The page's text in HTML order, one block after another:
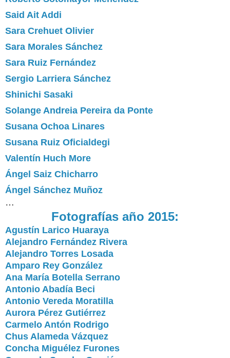
Said Ait Addi
Sara Crehuet Olivier
Sara Morales Sánchez
Sara Ruiz Fernández
Sergio Larriera Sánchez
Shinichi Sasaki
Solange Andreia Pereira da Ponte
Susana Ochoa Linares
Susana Ruiz Oficialdegi
Valentín Huch More
Ángel Saiz Chicharro
Ángel Sánchez Muñoz
…
Fotografías año 2015:
Agustín Larico Huaraya
Alejandro Fernández Rivera
Alejandro Torres Losada
Amparo Rey González
Ana María Botella Serrano
Antonio Abadía Beci
Antonio Vereda Moratilla
Aurora Pérez Gutiérrez
Carmelo Antón Rodrigo
Chus Alameda Vázquez
Concha Miguélez Furones